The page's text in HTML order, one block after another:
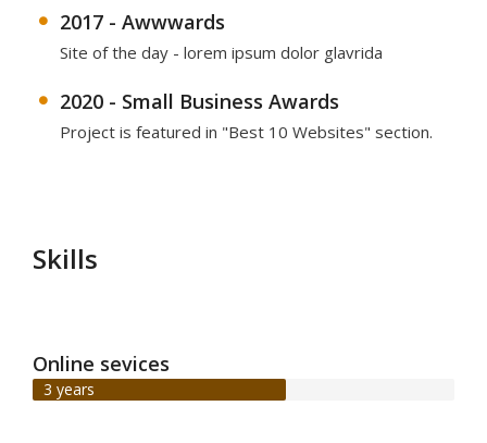
2017 - Awwwards
Site of the day - lorem ipsum dolor glavrida
2020 - Small Business Awards
Project is featured in "Best 10 Websites" section.
Skills
Online sevices
3 years